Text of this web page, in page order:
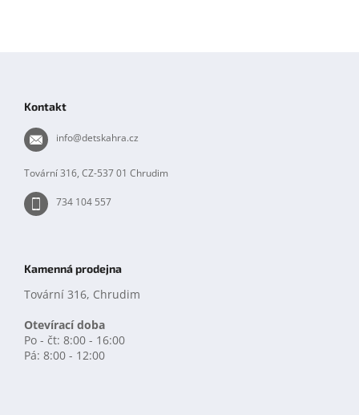
Kontakt
info@detskahra.cz
Tovární 316, CZ-537 01 Chrudim
734 104 557
Kamenná prodejna
Tovární 316, Chrudim
Otevírací doba
Po - čt: 8:00 - 16:00
Pá: 8:00 - 12:00